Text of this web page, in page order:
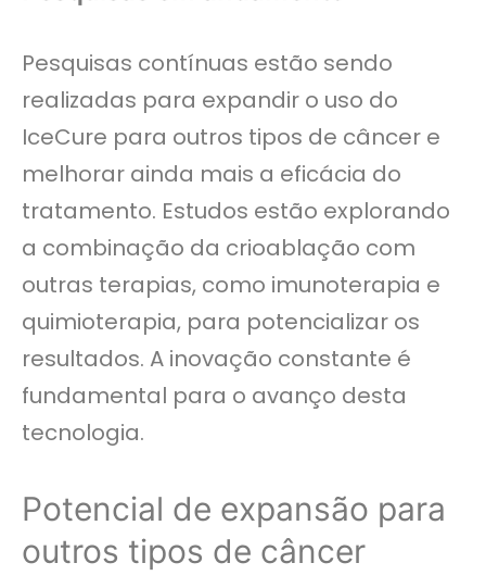
Pesquisas contínuas estão sendo
realizadas para expandir o uso do
IceCure para outros tipos de câncer e
melhorar ainda mais a eficácia do
tratamento. Estudos estão explorando
a combinação da crioablação com
outras terapias, como imunoterapia e
quimioterapia, para potencializar os
resultados. A inovação constante é
fundamental para o avanço desta
tecnologia.
Potencial de expansão para
outros tipos de câncer